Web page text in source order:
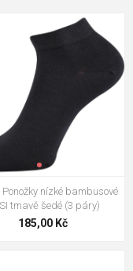
Ponožky nízké bambusové
tmavě šedé (3 páry)
185,00 Kč